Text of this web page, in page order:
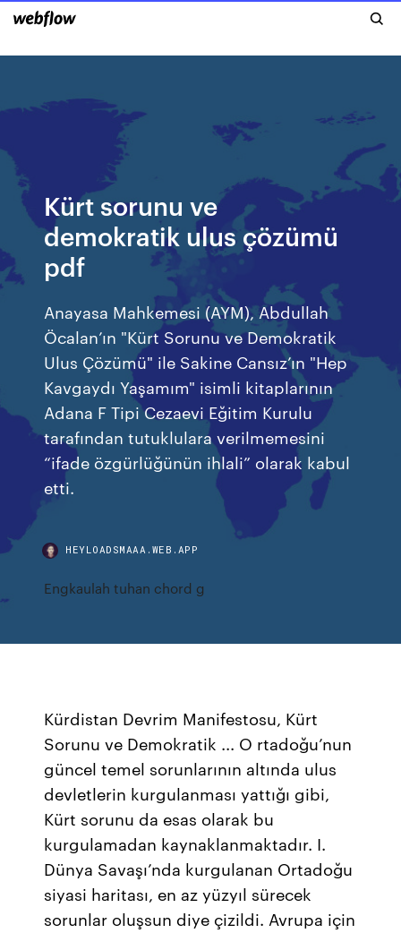
Kürt sorunu ve
demokratik ulus çözümü
pdf
Anayasa Mahkemesi (AYM), Abdullah
Öcalan’ın "Kürt Sorunu ve Demokratik
Ulus Çözümü" ile Sakine Cansız’ın "Hep
Kavgaydı Yaşamım" isimli kitaplarının
Adana F Tipi Cezaevi Eğitim Kurulu
tarafından tutuklulara verilmemesini
“ifade özgürlüğünün ihlali” olarak kabul
etti.
HEYLOADSMAAA.WEB.APP
Engkaulah tuhan chord g
Kürdistan Devrim Manifestosu, Kürt
Sorunu ve Demokratik ... O rtadoğu’nun
güncel temel sorunlarının altında ulus
devletlerin kurgulanması yattığı gibi,
Kürt sorunu da esas olarak bu
kurgulamadan kaynaklanmaktadır. I.
Dünya Savaşı’nda kurgulanan Ortadoğu
siyasi haritası, en az yüzyıl sürecek
sorunlar oluşsun diye çizildi. Avrupa için